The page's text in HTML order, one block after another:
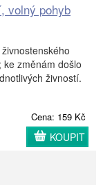
volný pohyb
změnám došlo
živností.
Cena: 159 Kč
KOUPIT